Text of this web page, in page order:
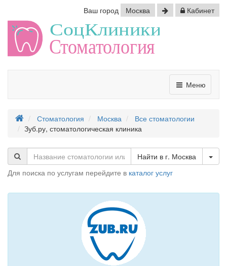
Ваш город Москва Кабинет
Меню
Стоматология Москва
Все стоматологии
Зуб.ру, стоматологическая клиника
Найти в г. Москва
Для поиска по услугам перейдите в каталог услуг